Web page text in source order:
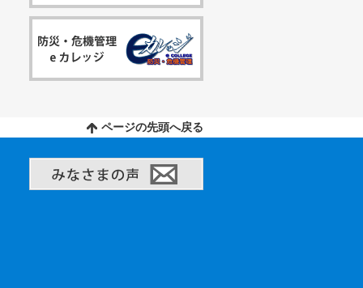
ページの先頭へ戻る